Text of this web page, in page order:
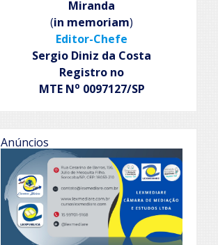
Miranda
(in memoriam)
Editor-Chefe
Sergio Diniz da Costa
Registro no
MTE No 0097127/SP
Anúncios